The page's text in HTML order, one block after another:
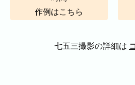
作例はこちら
七五三撮影の詳細は